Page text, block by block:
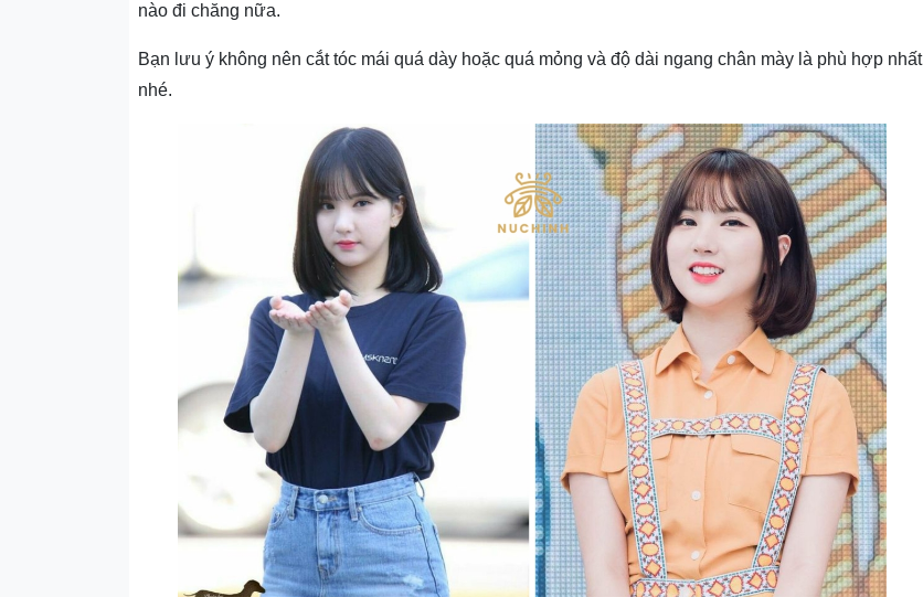
nào đi chăng nữa.
Bạn lưu ý không nên cắt tóc mái quá dày hoặc quá mỏng và độ dài ngang chân mày là phù hợp nhất
nhé.